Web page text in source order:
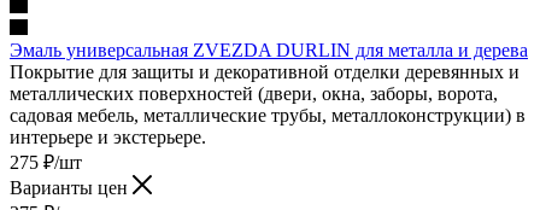
Эмаль универсальная ZVEZDA DURLIN для металла и дерева
Покрытие для защиты и декоративной отделки деревянных и
металлических поверхностей (двери, окна, заборы, ворота,
садовая мебель, металлические трубы, металлоконструкции) в
интерьере и экстерьере.
275 ₽/шт
Варианты цен